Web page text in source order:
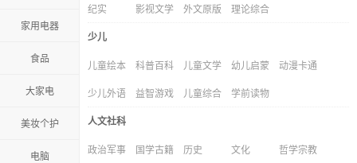
家用电器
食品
大家电
美妆个护
电脑
纪实 影视文学 外文原版 理论综合
少儿
儿童绘本 科普百科 儿童文学 幼儿启蒙 动漫卡通
少儿外语 益智游戏 儿童综合 学前读物
人文社科
政治军事 国学古籍 历史 文化 哲学宗教